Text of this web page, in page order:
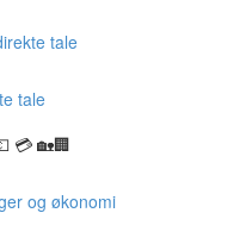
tale
tale
💳 🏡🏢
og økonomi